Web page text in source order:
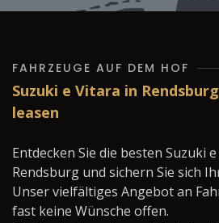
FAHRZEUGE AUF DEM HOF
Suzuki e Vitara in
leasen
Entdecken Sie die besten Suzuki
Rendsburg und sichern Sie sich
Unser vielfältiges Angebot an
fast keine Wünsche offen.